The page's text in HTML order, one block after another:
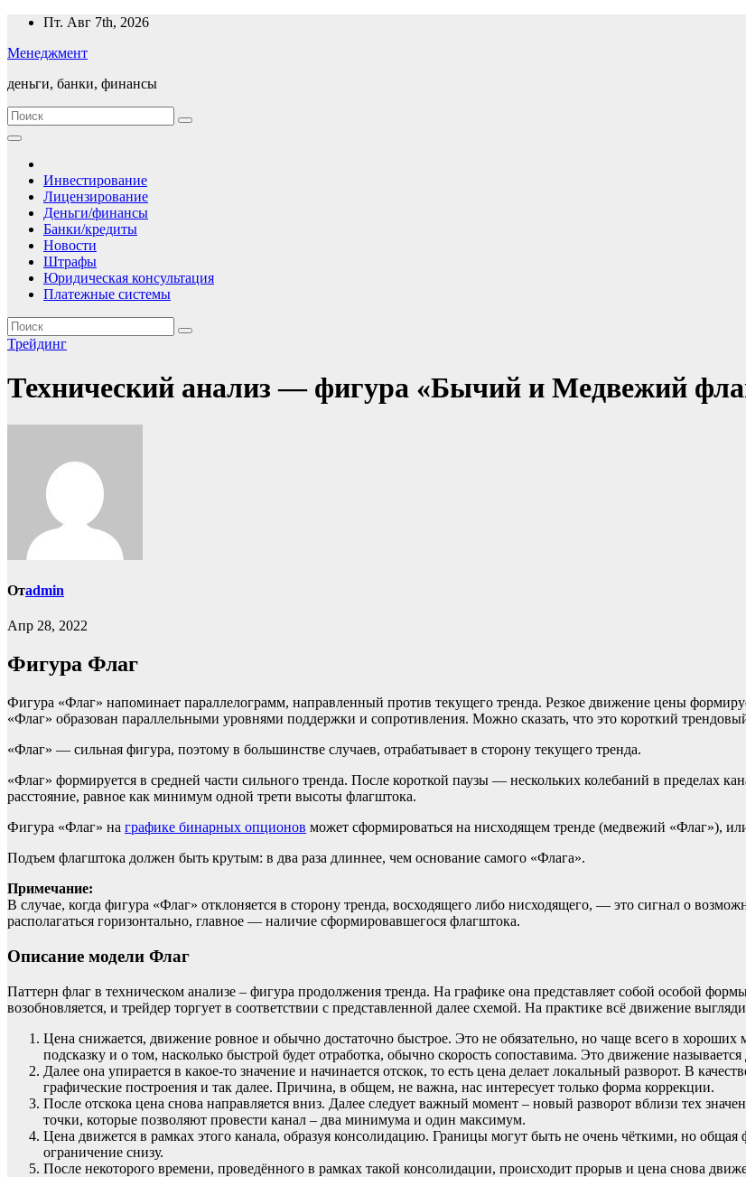
Перейти
содержимому
Пт. Авг 7th, 2026
Менеджмент
деньги, банки, финансы
Инвестирование
Лицензирование
Деньги/финансы
Банки/кредиты
Новости
Штрафы
Юридическая консультация
Платежные системы
Трейдинг
Технический анализ — фигура «Бычий и Медвежий
Отadmin
Апр 28, 2022
Фигура Флаг
Фигура «Флаг» напоминает параллелограмм, направленный против текущего тренда. Резкое движение цены
«Флаг» образован параллельными уровнями поддержки и сопротивления. Можно сказать, что это короткий
«Флаг» — сильная фигура, поэтому в большинстве случаев, отрабатывает в сторону текущего тренда.
«Флаг» формируется в средней части сильного тренда. После короткой паузы — нескольких колебаний в пределах
расстояние, равное как минимум одной трети высоты флагштока.
Фигура «Флаг» на графике бинарных опционов может сформироваться на нисходящем тренде (медвежий «Флаг»),
Подъем флагштока должен быть крутым: в два раза длиннее, чем основание самого «Флага».
Примечание:
В случае, когда фигура «Флаг» отклоняется в сторону тренда, восходящего либо нисходящего, — это сигнал о
располагаться горизонтально, главное — наличие сформировавшегося флагштока.
Описание модели Флаг
Паттерн флаг в техническом анализе – фигура продолжения тренда. На графике она представляет собой особой
возобновляется, и трейдер торгует в соответствии с представленной далее схемой. На практике всё движение
Цена снижается, движение ровное и обычно достаточно быстрое. Это не обязательно, но чаще всего в
подсказку и о том, насколько быстрой будет отработка, обычно скорость сопоставима. Это движение называется
Далее она упирается в какое-то значение и начинается отскок, то есть цена делает локальный разворот. В
графические построения и так далее. Причина, в общем, не важна, нас интересует только форма коррекции.
После отскока цена снова направляется вниз. Далее следует важный момент – новый разворот вблизи тех
точки, которые позволяют провести канал – два минимума и один максимум.
Цена движется в рамках этого канала, образуя консолидацию. Границы могут быть не очень чёткими, но
ограничение снизу.
После некоторого времени, проведённого в рамках такой консолидации, происходит прорыв и цена снова